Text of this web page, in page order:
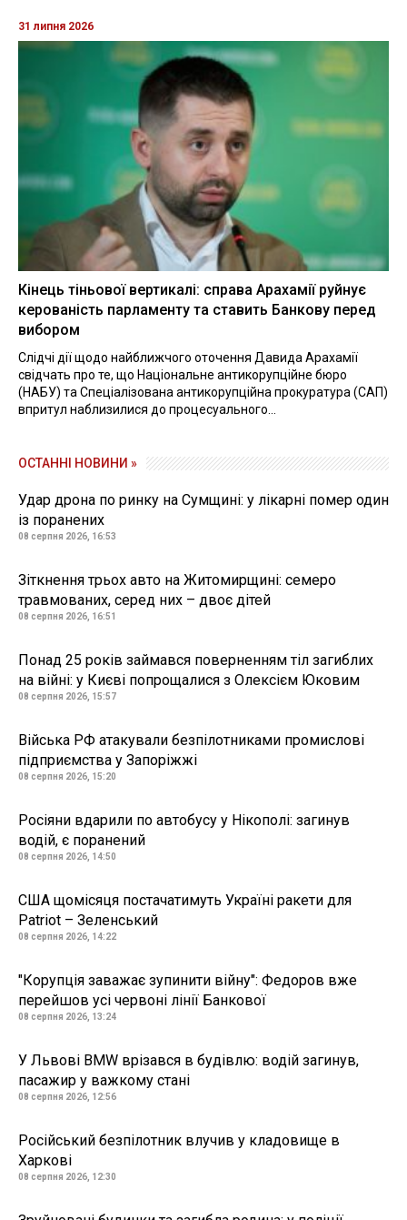
31 липня 2026
Кінець тіньової вертикалі: справа Арахамії руйнує
керованість парламенту та ставить Банкову перед
вибором
Слідчі дії щодо найближчого оточення Давида Арахамії
свідчать про те, що Національне антикорупційне бюро
(НАБУ) та Спеціалізована антикорупційна прокуратура (САП)
впритул наблизилися до процесуального...
ОСТАННІ НОВИНИ »
Удар дрона по ринку на Сумщині: у лікарні помер один
із поранених
08 серпня 2026, 16:53
Зіткнення трьох авто на Житомирщині: семеро
травмованих, серед них – двоє дітей
08 серпня 2026, 16:51
Понад 25 років займався поверненням тіл загиблих
на війні: у Києві попрощалися з Олексієм Юковим
08 серпня 2026, 15:57
Війська РФ атакували безпілотниками промислові
підприємства у Запоріжжі
08 серпня 2026, 15:20
Росіяни вдарили по автобусу у Нікополі: загинув
водій, є поранений
08 серпня 2026, 14:50
США щомісяця постачатимуть Україні ракети для
Patriot – Зеленський
08 серпня 2026, 14:22
"Корупція заважає зупинити війну": Федоров вже
перейшов усі червоні лінії Банкової
08 серпня 2026, 13:24
У Львові BMW врізався в будівлю: водій загинув,
пасажир у важкому стані
08 серпня 2026, 12:56
Російський безпілотник влучив у кладовище в
Харкові
08 серпня 2026, 12:30